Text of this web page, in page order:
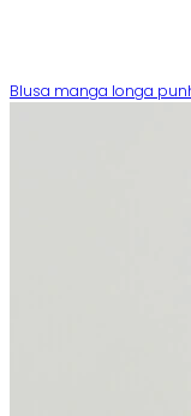
Blusa manga longa